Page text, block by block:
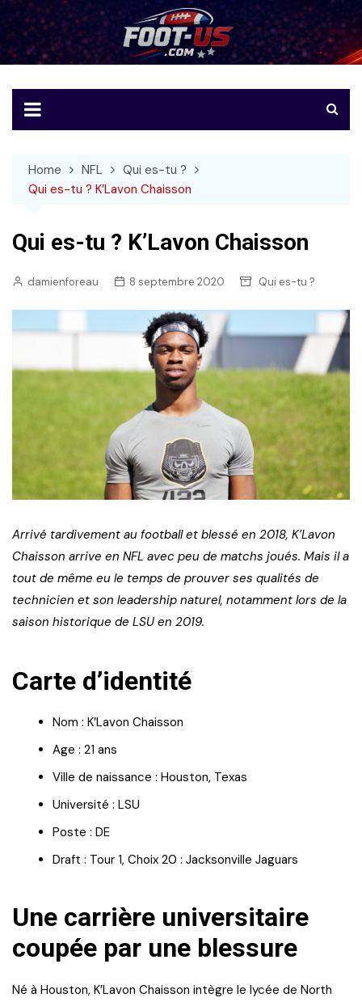
to
content
Foot-US
Le football américain en français
Home NFL
Qui es-tu ?
Qui es-tu ? K’Lavon Chaisson
Qui es-tu ? K’Lavon Chaisson
damienforeau 8 septembre 2020 Qui es-tu ?
Arrivé tardivement au football et blessé en 2018, K’Lavon
Chaisson arrive en NFL avec peu de matchs joués. Mais il a
tout de même eu le temps de prouver ses qualités de
technicien et son leadership naturel, notamment lors de la
saison historique de LSU en 2019.
Carte d’identité
Nom : K’Lavon Chaisson
Age : 21 ans
Ville de naissance : Houston, Texas
Université : LSU
Poste : DE
Draft : Tour 1, Choix 20 : Jacksonville Jaguars
Une carrière universitaire
coupée par une blessure
Né à Houston, K’Lavon Chaisson intègre le lycée de North